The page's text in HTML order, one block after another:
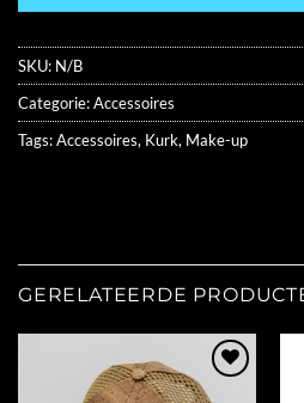
SKU: N/B
Categorie:Accessoires
Tags:Accessoires, Kurk, Make-up
GERELATEERDE
Add to